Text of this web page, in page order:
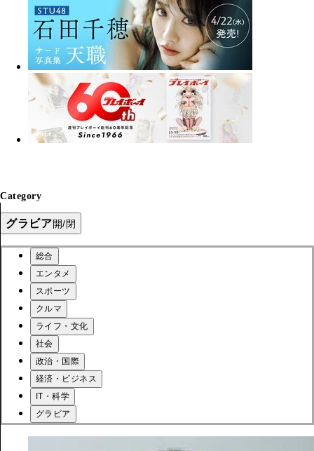
Category
グラビア開/閉
総合
エンタメ
スポーツ
クルマ
ライフ・文化
社会
政治・国際
経済・ビジネス
IT・科学
グラビア